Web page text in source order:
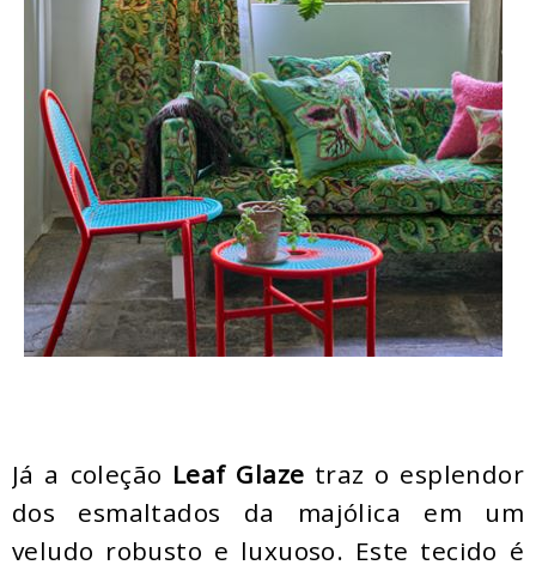
Já a coleção Leaf Glaze traz o esplendor
dos esmaltados da majólica em um
veludo robusto e luxuoso. Este tecido é